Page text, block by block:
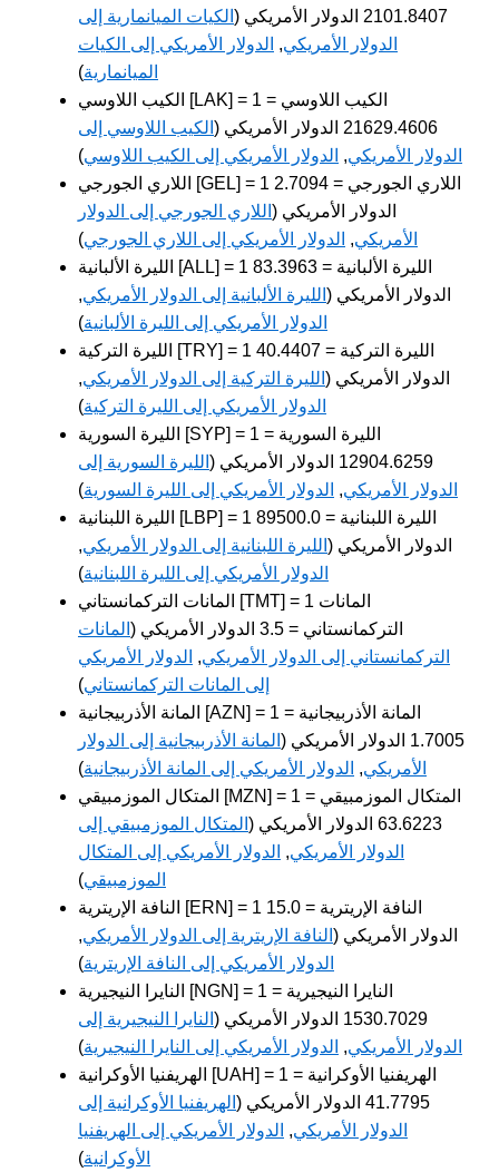
2101.8407 الدولار الأمريكي (
الكيات الميانمارية إلى
الدولار الأمريكي, الدولار الأمريكي إلى الكيات
الميانمارية)
الكيب اللاوسي [LAK] = 1 الكيب اللاوسي =
21629.4606 الدولار الأمريكي (
الكيب اللاوسي إلى
الدولار الأمريكي, الدولار الأمريكي إلى الكيب اللاوسي)
اللاري الجورجي [GEL] = 1 اللاري الجورجي = 2.7094
الدولار الأمريكي ( اللاري الجورجي إلى الدولار
الأمريكي, الدولار الأمريكي إلى اللاري الجورجي)
الليرة الألبانية [ALL] = 1 الليرة الألبانية = 83.3963
الدولار الأمريكي ( الليرة الألبانية إلى الدولار الأمريكي,
الدولار الأمريكي إلى الليرة الألبانية)
الليرة التركية [TRY] = 1 الليرة التركية = 40.4407
الدولار الأمريكي ( الليرة التركية إلى الدولار الأمريكي,
الدولار الأمريكي إلى الليرة التركية)
الليرة السورية [SYP] = 1 الليرة السورية =
12904.6259 الدولار الأمريكي (
الليرة السورية إلى
الدولار الأمريكي, الدولار الأمريكي إلى الليرة السورية)
الليرة اللبنانية [LBP] = 1 الليرة اللبنانية = 89500.0
الدولار الأمريكي ( الليرة اللبنانية إلى الدولار الأمريكي,
الدولار الأمريكي إلى الليرة اللبنانية)
المانات التركمانستاني [TMT] = 1 المانات
التركمانستاني = 3.5 الدولار الأمريكي (
المانات
التركمانستاني إلى الدولار الأمريكي, الدولار الأمريكي
إلى المانات التركمانستاني)
المانة الأذربيجانية [AZN] = 1 المانة الأذربيجانية =
1.7005 الدولار الأمريكي (
المانة الأذربيجانية إلى الدولار
الأمريكي, الدولار الأمريكي إلى المانة الأذربيجانية)
المتكال الموزمبيقي [MZN] = 1 المتكال الموزمبيقي =
63.6223 الدولار الأمريكي (
المتكال الموزمبيقي إلى
الدولار الأمريكي, الدولار الأمريكي إلى المتكال
الموزمبيقي)
النافة الإريترية [ERN] = 1 النافة الإريترية = 15.0
الدولار الأمريكي ( النافة الإريترية إلى الدولار الأمريكي,
الدولار الأمريكي إلى النافة الإريترية)
النايرا النيجيرية [NGN] = 1 النايرا النيجيرية =
1530.7029 الدولار الأمريكي (
النايرا النيجيرية إلى
الدولار الأمريكي, الدولار الأمريكي إلى النايرا النيجيرية)
الهريفنيا الأوكرانية [UAH] = 1 الهريفنيا الأوكرانية =
41.7795 الدولار الأمريكي (
الهريفنيا الأوكرانية إلى
الدولار الأمريكي, الدولار الأمريكي إلى الهريفنيا
الأوكرانية)